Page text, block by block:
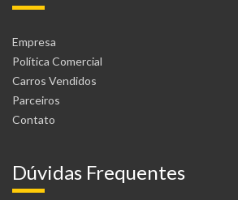
Empresa
Política Comercial
Carros Vendidos
Parceiros
Contato
Dúvidas Frequentes